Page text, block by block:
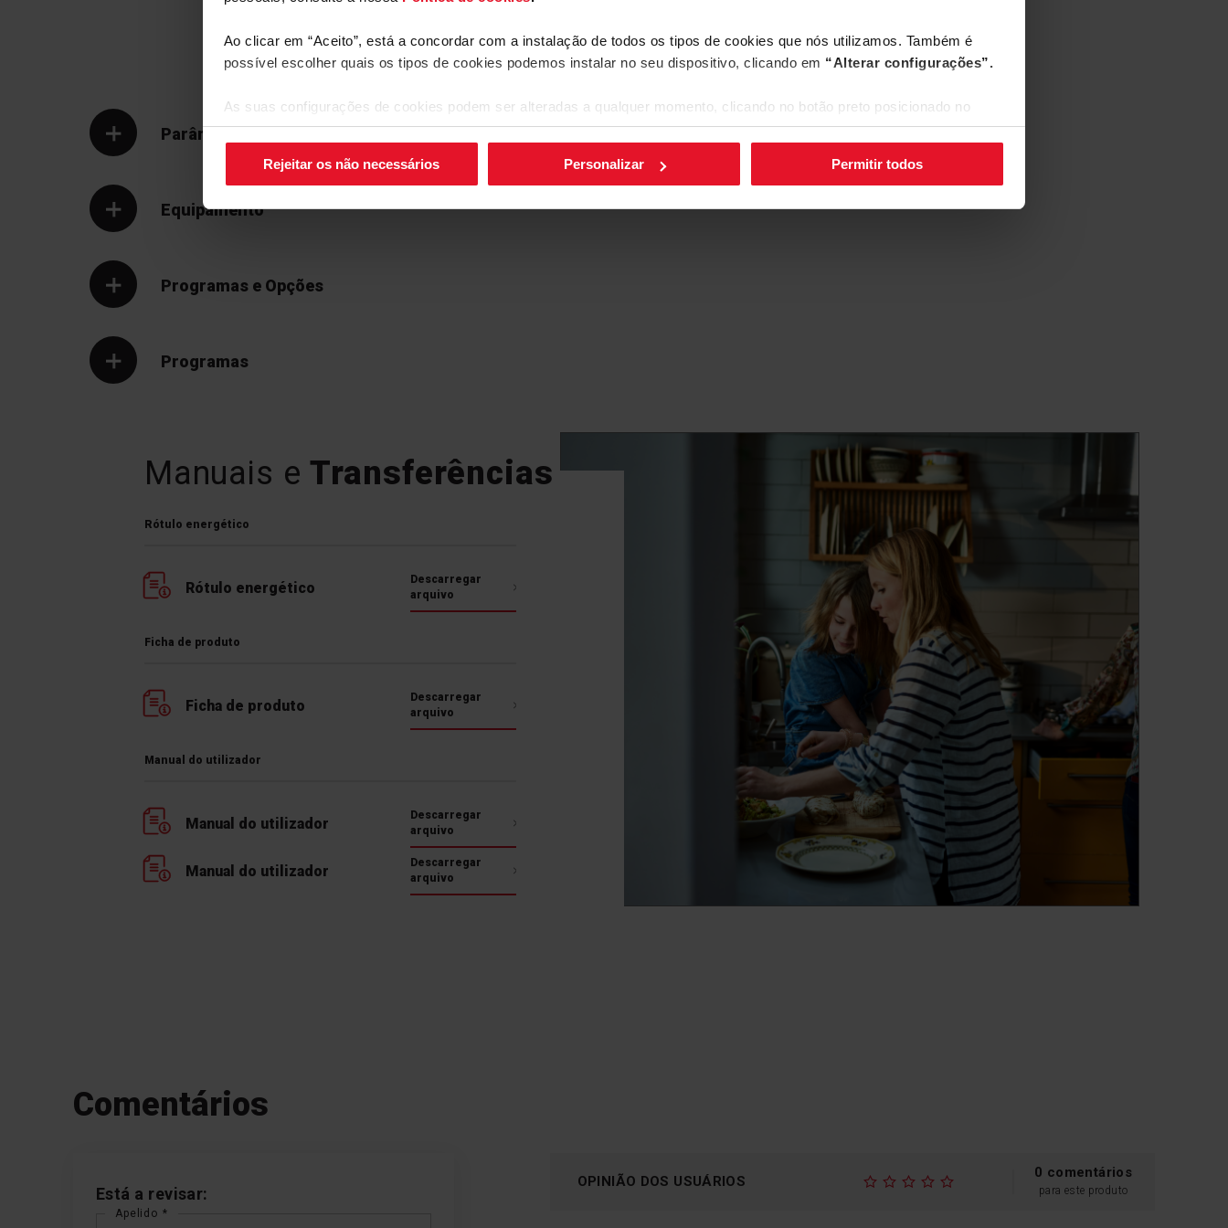
Ao clicar em “Aceito”, está a concordar com a instalação de todos os tipos de cookies que nós utilizamos. Também é
possível escolher quais os tipos de cookies podemos instalar no seu dispositivo, clicando em “Alterar configurações”.
As suas configurações de cookies podem ser alteradas a qualquer momento, clicando no botão preto posicionado no
canto inferior direito do ecrã.
Rejeitar os não necessários Personalizar Permitir todos
Mais funcionalidades
Limpeza automática
especial de manutenção e limpeza do aparelho, permite-lhe poupar
limpa e também prolonga a sua vida útil. E nós... para descansar.
Parâmetros Técnicos
Equipamento
Programas e Opções
Programas
Manuais e Transferências
Rótulo energético
Rótulo energético
Descarregar
arquivo
Ficha de produto
Ficha de produto
Descarregar
arquivo
Manual do utilizador
Manual do utilizador
Descarregar
arquivo
Manual do utilizador
Descarregar
arquivo
Comentários
Está a revisar:
Apelido
OPINIÃO DOS USUÁRIOS
0 comentários
para este produto